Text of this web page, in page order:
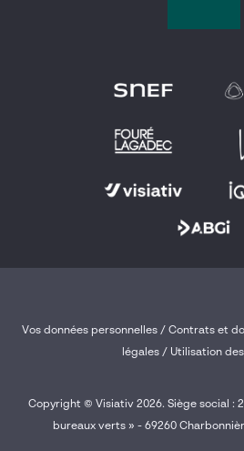
Copyright © Visiativ 2026. Siège social :
bureaux verts » - 69260
Vos données personnelles/ Contrats et
légales / Utilisation